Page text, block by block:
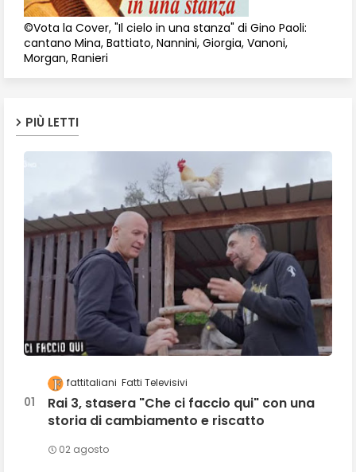
©Vota la Cover, "Il cielo in una stanza" di Gino Paoli:
cantano Mina, Battiato, Nannini, Giorgia, Vanoni,
Morgan, Ranieri
PIÙ LETTI
fattitaliani Fatti Televisivi
Rai 3, stasera "Che ci faccio qui" con una
storia di cambiamento e riscatto
02 agosto